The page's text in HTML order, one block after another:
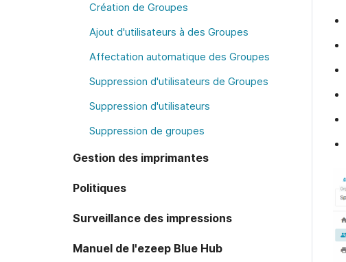
Création de Groupes
Ajout d'utilisateurs à des Groupes
Affectation automatique des Groupes
Suppression d'utilisateurs de Groupes
Suppression d'utilisateurs
Suppression de groupes
Gestion des imprimantes
Politiques
Surveillance des impressions
Manuel de l'ezeep Blue Hub